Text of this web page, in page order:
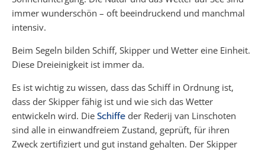
immer wunderschön – oft beeindruckend und manchmal
intensiv.
Beim Segeln bilden Schiff, Skipper und Wetter eine Einheit.
Diese Dreieinigkeit ist immer da.
Es ist wichtig zu wissen, dass das Schiff in Ordnung ist,
dass der Skipper fähig ist und wie sich das Wetter
entwickeln wird. Die Schiffe der Rederij van Linschoten
sind alle in einwandfreiem Zustand, geprüft, für ihren
Zweck zertifiziert und gut instand gehalten. Der Skipper